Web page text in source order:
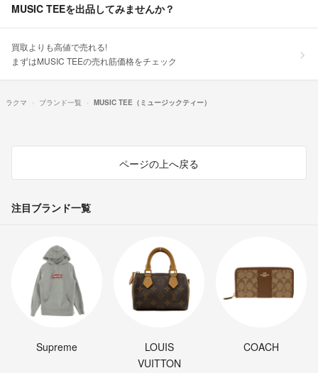
MUSIC TEEを出品してみませんか？
買取よりも高値で売れる!
まずはMUSIC TEEの売れ筋価格をチェック
ラクマ ブランド一覧 MUSIC TEE（ミュージックティー）
ページの上へ戻る
注目ブランド一覧
Supreme
LOUIS
VUITTON
COACH